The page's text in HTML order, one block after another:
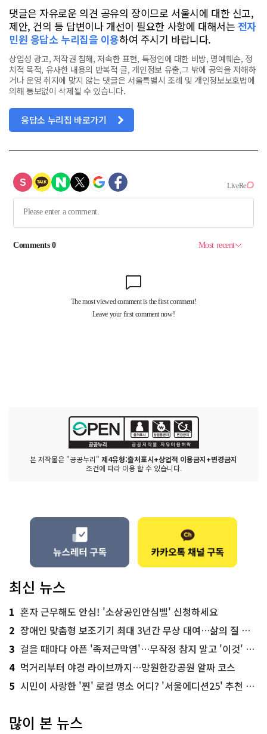
댓글은 자유로운 의견 공유의 장이므로 서울시에 대한 신고,
제안, 건의 등 답변이나 개선이 필요한 사항에 대해서는 전자
민원 응답소 누리집을 이용하여 주시기 바랍니다.
상업성 광고, 저작권 침해, 저속한 표현, 특정인에 대한 비방, 명예훼손, 정
치적 목적, 유사한 내용의 반복적 글, 개인정보 유출,그 밖에 공익을 저해하
거나 운영 취지에 맞지 않는 댓글은 서울특별시 조례 및 개인정보보호법에
의해 통보없이 삭제될 수 있습니다.
응답소 누리집 바로가기
본 저작물은 "공공누리" 제4유형:출처표시+상업적 이용금지+변경금지
조건에 따라 이용 할 수 있습니다.
최신 뉴스
1 혼자 근무해도 안심! '소상공인안심벨' 신청하세요
2 장애인 맞춤형 보조기기 최대 3년간 무상 대여…삶의 질 높인다
3 걸을 때마다 아픈 '족저근막염'…무작정 참지 말고 '이것' 해보세요!
4 먹거리부터 야경 라이브까지…망원한강공원 알짜 코스
5 시민이 사랑한 '찐' 로컬 명소 어디? '서울에디션25' 추천 코스
많이 본 뉴스